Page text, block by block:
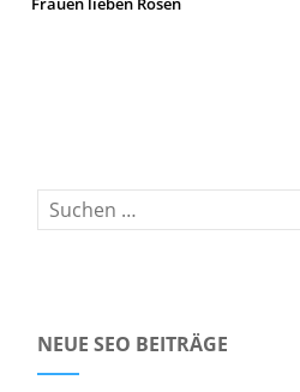
NEUE SEO BEITRÄGE